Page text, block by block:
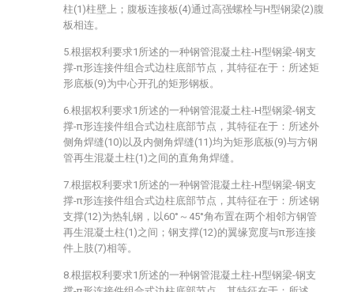
柱(1)柱壁上；腹板连接板(4)通过高强螺栓与H型钢梁(2)腹
板相连。
5.根据权利要求1所述的一种钢管混凝土柱-H型钢梁-钢支
撑-π形连接件组合式边柱底部节点，其特征在于：所述矩
形底板(9)为中心开孔的矩形钢板。
6.根据权利要求1所述的一种钢管混凝土柱-H型钢梁-钢支
撑-π形连接件组合式边柱底部节点，其特征在于：所述外
侧角焊缝(10)以及内侧角焊缝(11)均为矩形底板(9)与方钢
管再生混凝土柱(1)之间的直角角焊缝。
7.根据权利要求1所述的一种钢管混凝土柱-H型钢梁-钢支
撑-π形连接件组合式边柱底部节点，其特征在于：所述钢
支撑(12)为热轧钢，以60°～45°角布置在两个相邻方钢管
再生混凝土柱(1)之间；钢支撑(12)的翼缘宽度与π形连接
件上肢(7)相等。
8.根据权利要求1所述的一种钢管混凝土柱-H型钢梁-钢支